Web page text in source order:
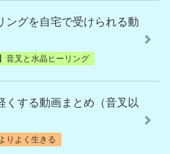
ングを自宅で受けられる動
音叉と水晶ヒーリング
くする動画まとめ（音叉以
りよく生きる